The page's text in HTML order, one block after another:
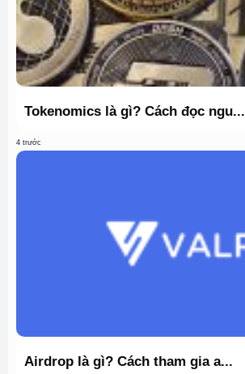
Tokenomics là gì? Cách đọc ngu...
4 trước
Airdrop là gì? Cách tham gia a...